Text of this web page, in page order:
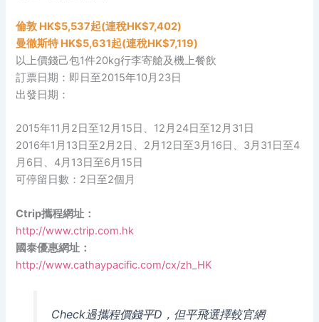
倫敦 HK$5,537起(連稅HK$7,402)
曼徹斯特 HK$5,631起(連稅HK$7,119)
以上價錢己包1件20kg行李寄艙及機上餐飲
訂票日期：即日至2015年10月23日
出發日期：
2015年11月2日至12月15日、12月24日至12月31日
2016年1月13日至2月2日、2月12日至3月16日、3月31日至4
月6日、4月13日至6月15日
可停留日數：2日至2個月
Ctrip攜程網址：
http://www.ctrip.com.hk
國泰優惠網址：
http://www.cathaypacific.com/cx/zh_HK
Check過攜程價錢平D，但平飛選擇較官網